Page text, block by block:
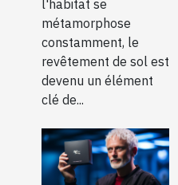
de sol et
comment
elles
transforment
l'esthétique
des
habitations
modernes
l'habitat se
métamorphose
constamment, le
revêtement de sol est
devenu un élément
clé de...